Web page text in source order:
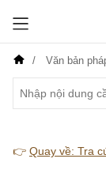
Văn bản
👉 Quay về: Tra